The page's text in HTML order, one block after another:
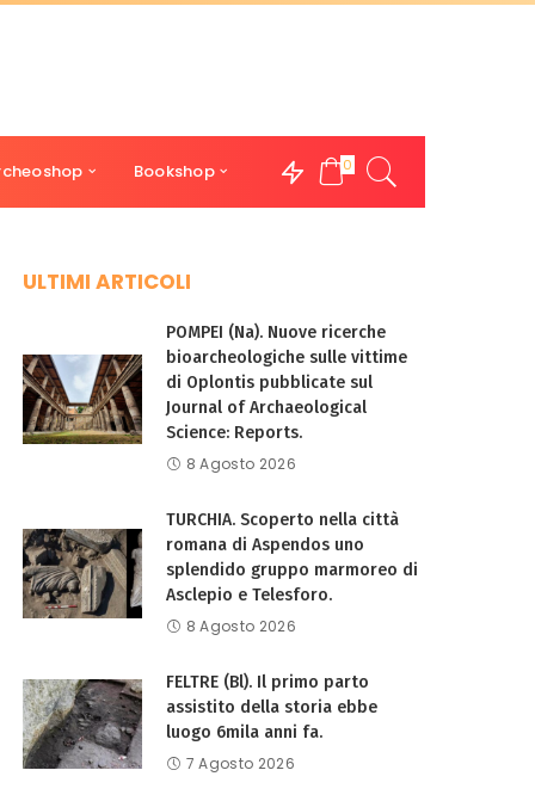
Bookshop 0
ULTIMI ARTICOLI
POMPEI (Na). Nuove ricerche
bioarcheologiche sulle vittime
di Oplontis pubblicate sul
Journal of Archaeological
Science: Reports.
8 Agosto 2026
TURCHIA. Scoperto nella città
romana di Aspendos uno
splendido gruppo marmoreo di
Asclepio e Telesforo.
8 Agosto 2026
FELTRE (Bl). Il primo parto
assistito della storia ebbe
luogo 6mila anni fa.
7 Agosto 2026